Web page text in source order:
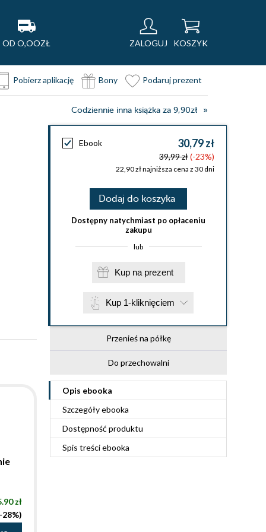
OD O,OOZŁ ZALOGUJ KOSZYK
Pobierz aplikację Bony Podaruj prezent
Codziennie inna książka za 9,90zł
Ebook 30,79 zł
39,99 zł(-23%)
22,90 zł najniższa cena z 30 dni
Dodaj do koszyka
Dostępny natychmiast po opłaceniu
zakupu
lub
Kup na prezent
Kup 1-kliknięciem
Przenieś na półkę
Do przechowalni
Opis ebooka
Szczegółyebooka
Dostępność produktu
Spis treściebooka
zł
28%)